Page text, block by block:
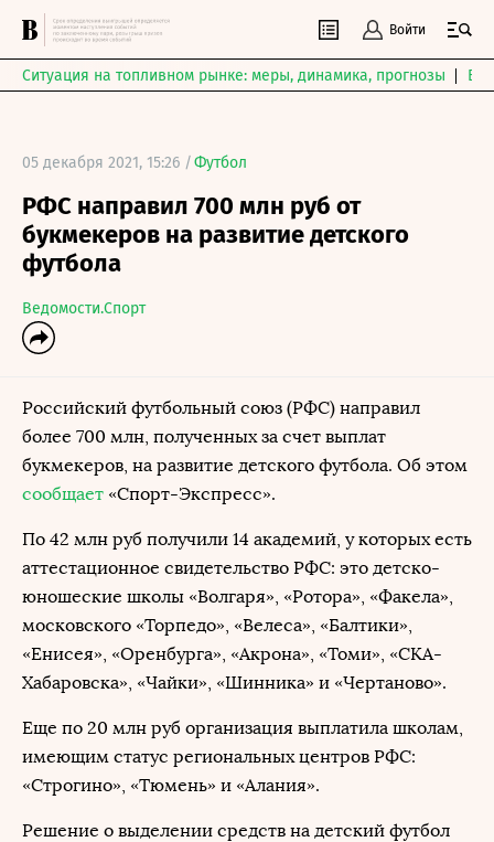
Войти
Ситуация на топливном рынке: меры, динамика, прогнозы
05 декабря 2021, 15:26 /Футбол
РФС направил 700 млн руб от
букмекеров на развитие детского
футбола
Ведомости.Спорт
Российский футбольный союз (РФС) направил
более 700 млн, полученных за счет выплат
букмекеров, на развитие детского футбола. Об этом
сообщает «Спорт-Экспресс».
По 42 млн руб получили 14 академий, у которых есть
аттестационное свидетельство РФС: это детско-
юношеские школы «Волгаря», «Ротора», «Факела»,
московского «Торпедо», «Велеса», «Балтики»,
«Енисея», «Оренбурга», «Акрона», «Томи», «СКА-
Хабаровска», «Чайки», «Шинника» и «Чертаново».
Еще по 20 млн руб организация выплатила школам,
имеющим статус региональных центров РФС:
«Строгино», «Тюмень» и «Алания».
Решение о выделении средств на детский футбол